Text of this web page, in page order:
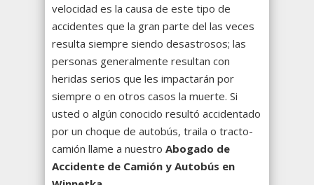
velocidad es la causa de este tipo de
accidentes que la gran parte del las veces
resulta siempre siendo desastrosos; las
personas generalmente resultan con
heridas serios que les impactarán por
siempre o en otros casos la muerte. Si
usted o algún conocido resultó accidentado
por un choque de autobús, traila o tracto-
camión llame a nuestro Abogado de
Accidente de Camión y Autobús en